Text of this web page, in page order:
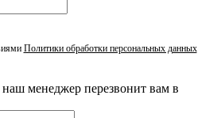
Политики обработки персональных данных
менеджер перезвонит вам в